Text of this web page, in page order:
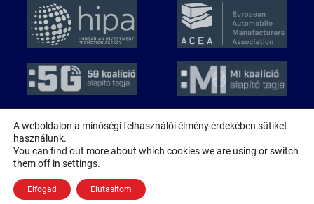
© 2026 MAGE
Minden jog fenntartva!
Adatkezelési nyilatkozat
A weboldalon a minőségi felhasználói élmény érdekében sütiket
használunk.
You can find out more about which cookies we are using or switch
them off in settings.
Elfogad Elutasítom